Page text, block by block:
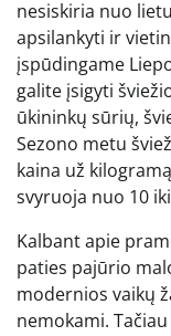
nesiskiria nuo
apsilankyti ir
įspūdingame
galite įsigyti
ūkininkų sūrių,
Sezono metu
kaina už
svyruoja nuo 10
Kalbant apie
paties pajūrio
modernios vaikų
nemokami.